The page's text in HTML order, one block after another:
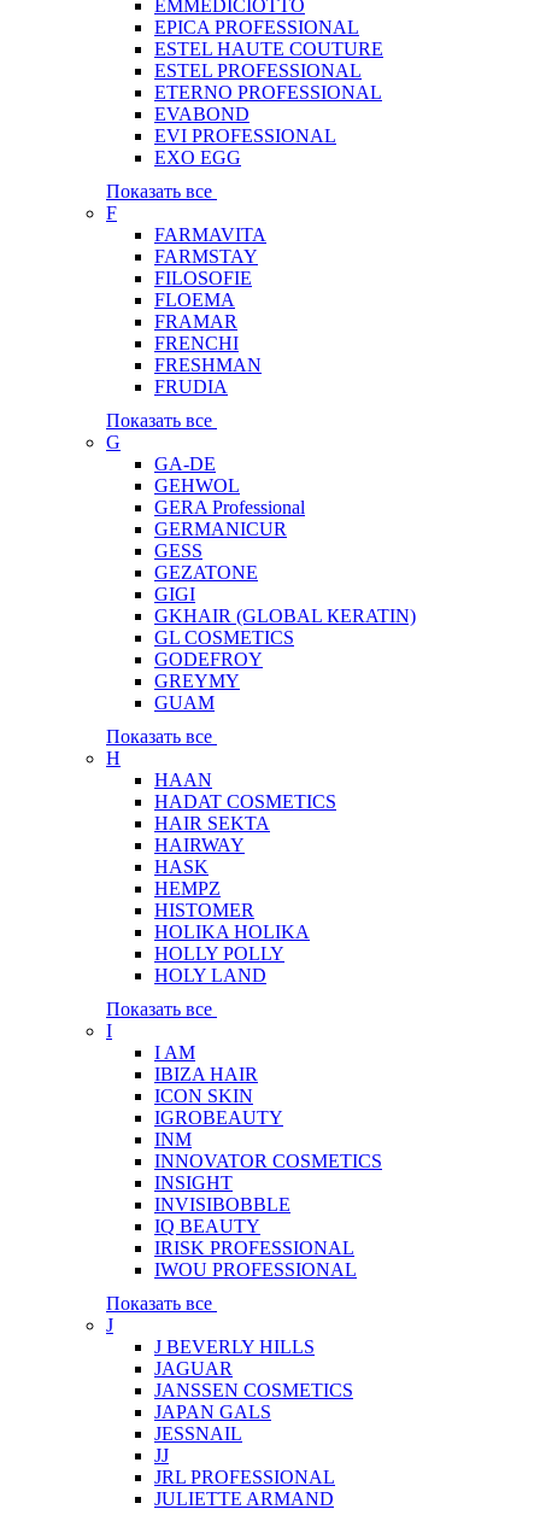
EMMEDICIOTTO
EPICA PROFESSIONAL
ESTEL HAUTE COUTURE
ESTEL PROFESSIONAL
ETERNO PROFESSIONAL
EVABOND
EVI PROFESSIONAL
EXO EGG
Показать все
F
FARMAVITA
FARMSTAY
FILOSOFIE
FLOEMA
FRAMAR
FRENCHI
FRESHMAN
FRUDIA
Показать все
G
GA-DE
GEHWOL
GERA Professional
GERMANICUR
GESS
GEZATONE
GIGI
GKHAIR (GLOBAL КЕRATIN)
GL COSMETICS
GODEFROY
GREYMY
GUAM
Показать все
H
HAAN
HADAT COSMETICS
HAIR SEKTA
HAIRWAY
HASK
HEMPZ
HISTOMER
HOLIKA HOLIKA
HOLLY POLLY
HOLY LAND
Показать все
I
I AM
IBIZA HAIR
ICON SKIN
IGROBEAUTY
INM
INNOVATOR COSMETICS
INSIGHT
INVISIBOBBLE
IQ BEAUTY
IRISK PROFESSIONAL
IWOU PROFESSIONAL
Показать все
J
J BEVERLY HILLS
JAGUAR
JANSSEN COSMETICS
JAPAN GALS
JESSNAIL
JJ
JRL PROFESSIONAL
JULIETTE ARMAND